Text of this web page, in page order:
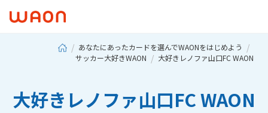
あなたにあったカードを選んでWAONをはじめよう
サッカー大好きWAON
大好きレノファ山口FC WAON
大好きレノファ山口FC WAON